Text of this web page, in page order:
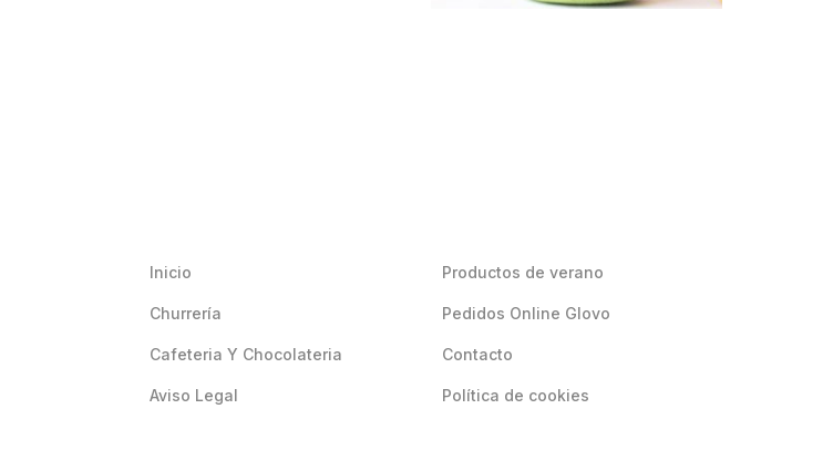
Inicio
Churrería
Cafeteria Y Chocolateria
Aviso Legal
Productos de verano
Pedidos Online Glovo
Contacto
Política de cookies